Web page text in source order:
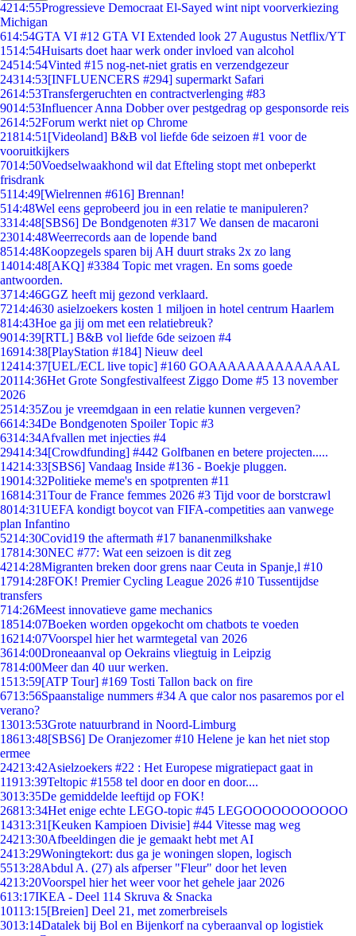
4214:55Progressieve Democraat El-Sayed wint nipt voorverkiezing
Michigan
614:54GTA VI #12 GTA VI Extended look 27 Augustus Netflix/YT
1514:54Huisarts doet haar werk onder invloed van alcohol
24514:54Vinted #15 nog-net-niet gratis en verzendgezeur
24314:53[INFLUENCERS #294] supermarkt Safari
2614:53Transfergeruchten en contractverlenging #83
9014:53Influencer Anna Dobber over pestgedrag op gesponsorde reis
2614:52Forum werkt niet op Chrome
21814:51 [Videoland] B&B vol liefde 6de seizoen #1 voor de
vooruitkijkers
7014:50Voedselwaakhond wil dat Efteling stopt met onbeperkt
frisdrank
5114:49[Wielrennen #616] Brennan!
514:48Wel eens geprobeerd jou in een relatie te manipuleren?
3314:48[SBS6] De Bondgenoten #317 We dansen de macaroni
23014:48Weerrecords aan de lopende band
8514:48Koopzegels sparen bij AH duurt straks 2x zo lang
14014:48[AKQ] #3384 Topic met vragen. En soms goede
antwoorden.
3714:46GGZ heeft mij gezond verklaard.
7214:4630 asielzoekers kosten 1 miljoen in hotel centrum Haarlem
814:43Hoe ga jij om met een relatiebreuk?
9014:39[RTL] B&B vol liefde 6de seizoen #4
16914:38[PlayStation #184] Nieuw deel
12414:37[UEL/ECL live topic] #160 GOAAAAAAAAAAAAAL
20114:36Het Grote Songfestivalfeest Ziggo Dome #5 13 november
2026
2514:35Zou je vreemdgaan in een relatie kunnen vergeven?
6614:34De Bondgenoten Spoiler Topic #3
6314:34Afvallen met injecties #4
29414:34[Crowdfunding] #442 Golfbanen en betere projecten.....
14214:33[SBS6] Vandaag Inside #136 - Boekje pluggen.
19014:32Politieke meme's en spotprenten #11
16814:31Tour de France femmes 2026 #3 Tijd voor de borstcrawl
8014:31UEFA kondigt boycot van FIFA-competities aan vanwege
plan Infantino
5214:30Covid19 the aftermath #17 bananenmilkshake
17814:30NEC #77: Wat een seizoen is dit zeg
4214:28Migranten breken door grens naar Ceuta in Spanje,l #10
17914:28FOK! Premier Cycling League 2026 #10 Tussentijdse
transfers
714:26Meest innovatieve game mechanics
18514:07Boeken worden opgekocht om chatbots te voeden
16214:07Voorspel hier het warmtegetal van 2026
3614:00Droneaanval op Oekrains vliegtuig in Leipzig
7814:00Meer dan 40 uur werken.
1513:59[ATP Tour] #169 Tosti Tallon back on fire
6713:56Spaanstalige nummers #34 A que calor nos pasaremos por el
verano?
13013:53Grote natuurbrand in Noord-Limburg
18613:48[SBS6] De Oranjezomer #10 Helene je kan het niet stop
ermee
24213:42Asielzoekers #22 : Het Europese migratiepact gaat in
11913:39Teltopic #1558 tel door en door en door....
3013:35De gemiddelde leeftijd op FOK!
26813:34Het enige echte LEGO-topic #45 LEGOOOOOOOOOOO
14313:31 [Keuken Kampioen Divisie] #44 Vitesse mag weg
24213:30Afbeeldingen die je gemaakt hebt met AI
2413:29Woningtekort: dus ga je woningen slopen, logisch
5513:28Abdul A. (27) als afperser "Fleur" door het leven
4213:20Voorspel hier het weer voor het gehele jaar 2026
613:17IKEA - Deel 114 Skruva & Snacka
10113:15[Breien] Deel 21, met zomerbreisels
3013:14Datalek bij Bol en Bijenkorf na cyberaanval op logistiek